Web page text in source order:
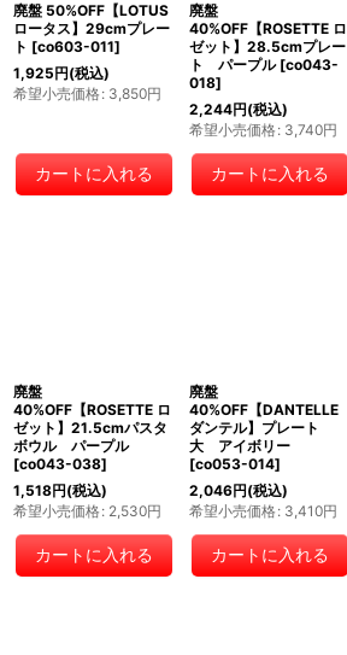
廃盤 50%OFF【LOTUS
ロータス】29cmプレー
ト [co603-011]
1,925円(税込)
希望小売価格: 3,850円
カートに入れる
廃盤
40%OFF【ROSETTE ロ
ゼット】28.5cmプレー
ト パープル [co043-
018]
2,244円(税込)
希望小売価格: 3,740円
カートに入れる
廃盤
40%OFF【ROSETTE ロ
ゼット】21.5cmパスタ
ボウル パープル
[co043-038]
1,518円(税込)
希望小売価格: 2,530円
カートに入れる
廃盤
40%OFF【DANTELLE
ダンテル】プレート
大 アイボリー
[co053-014]
2,046円(税込)
希望小売価格: 3,410円
カートに入れる